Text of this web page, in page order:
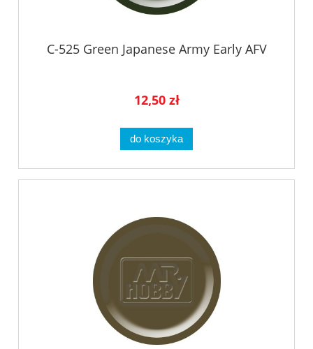
C-525 Green Japanese Army Early AFV
12,50 zł
do koszyka